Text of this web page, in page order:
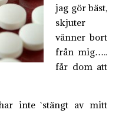
jag gör bäst,
skjuter
vänner bort
från mig…..
får dom att
inte `stängt av mitt